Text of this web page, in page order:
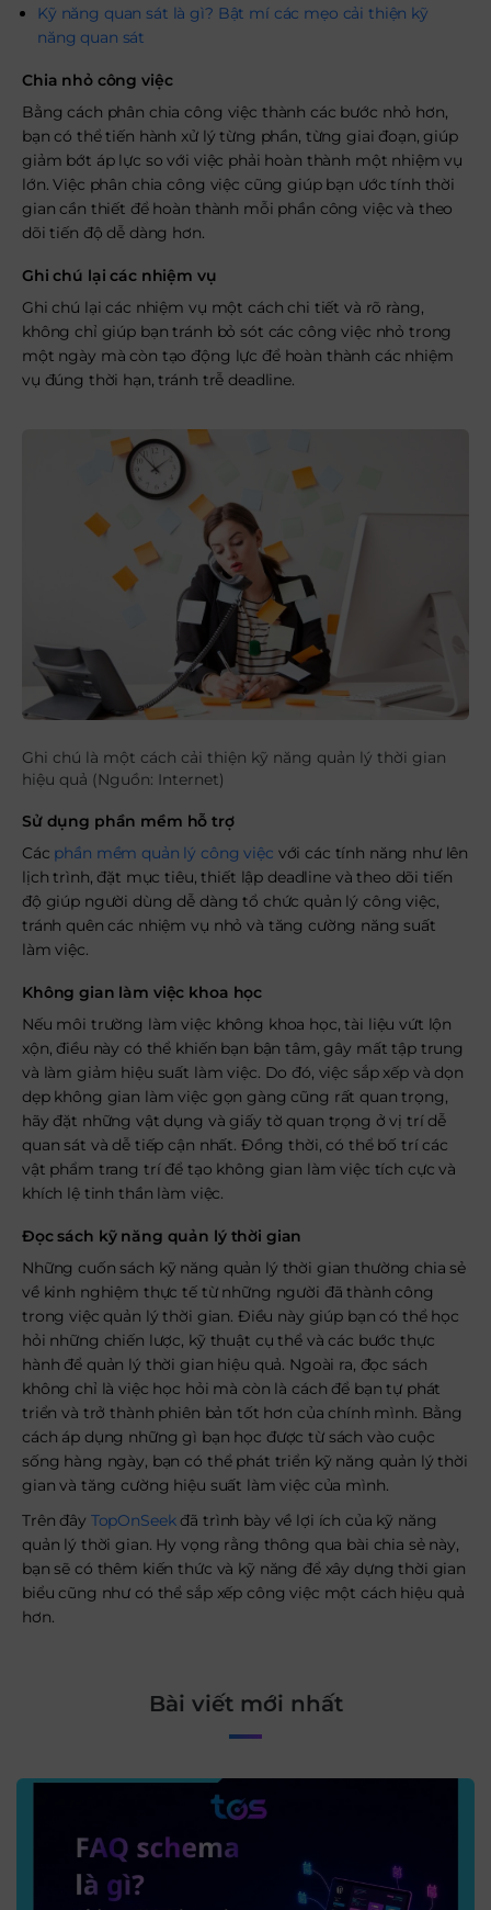
Kỹ năng quan sát là gì? Bật mí các mẹo cải thiện kỹ
năng quan sát
Chia nhỏ công việc
Bằng cách phân chia công việc thành các bước nhỏ hơn,
bạn có thể tiến hành xử lý từng phần, từng giai đoạn, giúp
giảm bớt áp lực so với việc phải hoàn thành một nhiệm vụ
lớn. Việc phân chia công việc cũng giúp bạn ước tính thời
gian cần thiết để hoàn thành mỗi phần công việc và theo
dõi tiến độ dễ dàng hơn.
Ghi chú lại các nhiệm vụ
Ghi chú lại các nhiệm vụ một cách chi tiết và rõ ràng,
không chỉ giúp bạn tránh bỏ sót các công việc nhỏ trong
một ngày mà còn tạo động lực để hoàn thành các nhiệm
vụ đúng thời hạn, tránh trễ deadline.
Ghi chú là một cách cải thiện kỹ năng quản lý thời gian
hiệu quả (Nguồn: Internet)
Sử dụng phần mềm hỗ trợ
Các phần mềm quản lý công việc với các tính năng như lên
lịch trình, đặt mục tiêu, thiết lập deadline và theo dõi tiến
độ giúp người dùng dễ dàng tổ chức quản lý công việc,
tránh quên các nhiệm vụ nhỏ và tăng cường năng suất
làm việc.
Không gian làm việc khoa học
Nếu môi trường làm việc không khoa học, tài liệu vứt lộn
xộn, điều này có thể khiến bạn bận tâm, gây mất tập trung
và làm giảm hiệu suất làm việc. Do đó, việc sắp xếp và dọn
dẹp không gian làm việc gọn gàng cũng rất quan trọng,
hãy đặt những vật dụng và giấy tờ quan trọng ở vị trí dễ
quan sát và dễ tiếp cận nhất. Đồng thời, có thể bố trí các
vật phẩm trang trí để tạo không gian làm việc tích cực và
khích lệ tinh thần làm việc.
Đọc sách kỹ năng quản lý thời gian
Những cuốn sách kỹ năng quản lý thời gian thường chia sẻ
về kinh nghiệm thực tế từ những người đã thành công
trong việc quản lý thời gian. Điều này giúp bạn có thể học
hỏi những chiến lược, kỹ thuật cụ thể và các bước thực
hành để quản lý thời gian hiệu quả. Ngoài ra, đọc sách
không chỉ là việc học hỏi mà còn là cách để bạn tự phát
triển và trở thành phiên bản tốt hơn của chính mình. Bằng
cách áp dụng những gì bạn học được từ sách vào cuộc
sống hàng ngày, bạn có thể phát triển kỹ năng quản lý thời
gian và tăng cường hiệu suất làm việc của mình.
Trên đây TopOnSeekđã trình bày về lợi ích của kỹ năng
quản lý thời gian. Hy vọng rằng thông qua bài chia sẻ này,
bạn sẽ có thêm kiến thức và kỹ năng để xây dựng thời gian
biểu cũng như có thể sắp xếp công việc một cách hiệu quả
hơn.
Bài viết mới nhất